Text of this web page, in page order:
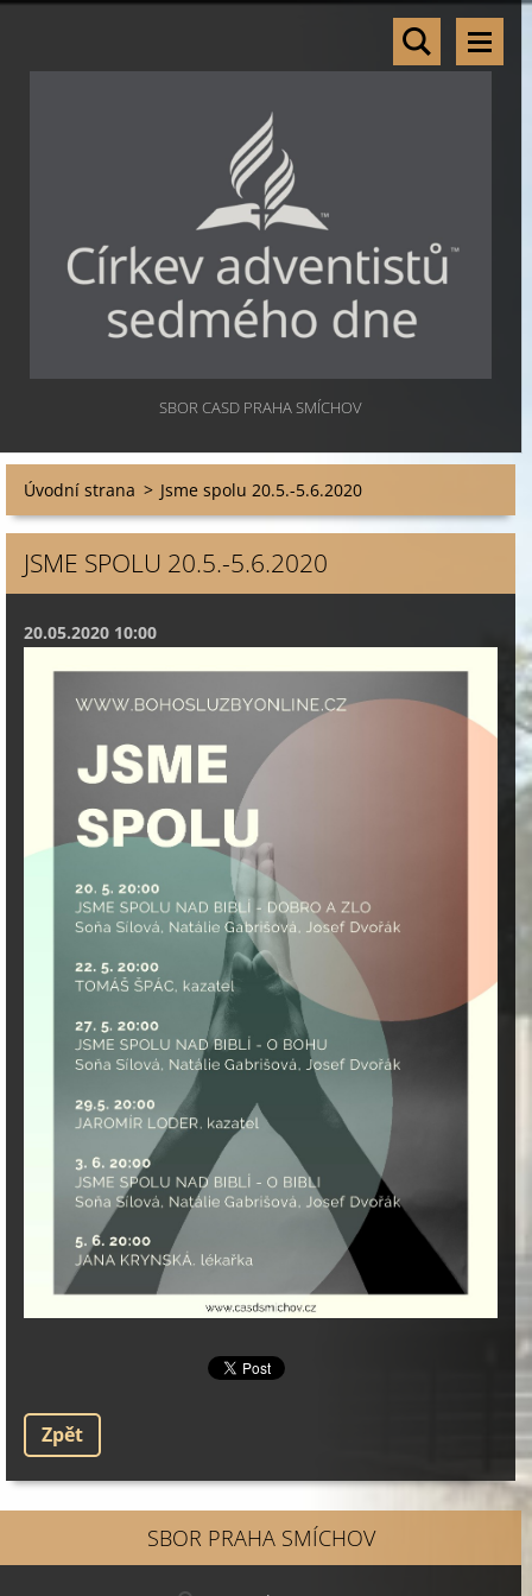
SBOR CASD PRAHA SMÍCHOV
Úvodní strana > Jsme spolu 20.5.-5.6.2020
JSME SPOLU 20.5.-5.6.2020
20.05.2020 10:00
Zpět
SBOR PRAHA SMÍCHOV